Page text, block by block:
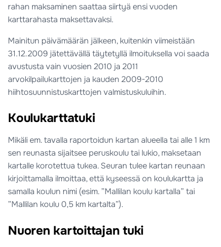
rahan maksaminen saattaa siirtyä ensi vuoden
karttarahasta maksettavaksi.
Mainitun päivämäärän jälkeen, kuitenkin viimeistään
31.12.2009 jätettävällä täytetyllä ilmoituksella voi saada
avustusta vain vuosien 2010 ja 2011
arvokilpailukarttojen ja kauden 2009-2010
hiihtosuunnistuskarttojen valmistuskuluihin.
Koulukarttatuki
Mikäli em. tavalla raportoidun kartan alueella tai alle 1 km
sen reunasta sijaitsee peruskoulu tai lukio, maksetaan
kartalle korotettua tukea. Seuran tulee kartan reunaan
kirjoittamalla ilmoittaa, että kyseessä on koulukartta ja
samalla koulun nimi (esim. ”Mallilan koulu kartalla” tai
”Mallilan koulu 0,5 km kartalta”).
Nuoren kartoittajan tuki